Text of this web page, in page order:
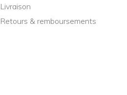
Livraison
Retours & remboursements